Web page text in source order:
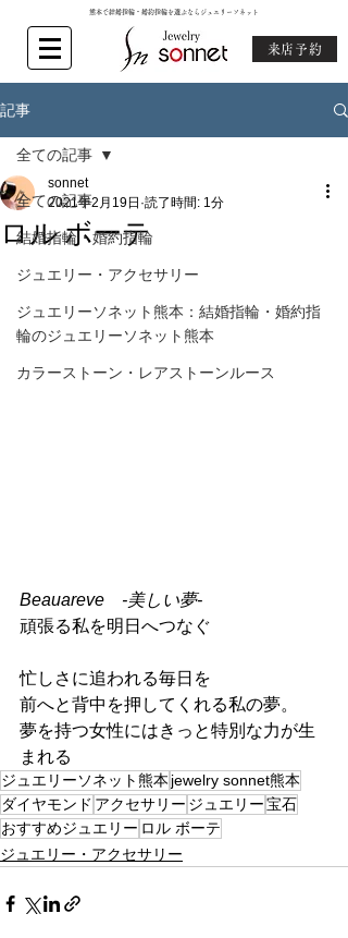
熊本で結婚指輪・婚約指輪を選ぶならジュエリーソネット
来店予約
記事
全ての記事
結婚指輪・婚約指輪
ジュエリー・アクセサリー
ジュエリーソネット熊本：結婚指輪・婚約指
輪のジュエリーソネット熊本
カラーストーン・レアストーンルース
全ての記事
ロル ボーテ
sonnet
2021年2月19日 読了時間: 1分
Beauareve　-美しい夢-
頑張る私を明日へつなぐ
忙しさに追われる毎日を
前へと背中を押してくれる私の夢。
夢を持つ女性にはきっと特別な力が生
まれる
ジュエリーソネット熊本 jewelry sonnet熊本
ダイヤモンド アクセサリー ジュエリー宝石
おすすめジュエリー ロル ボーテ
ジュエリー・アクセサリー